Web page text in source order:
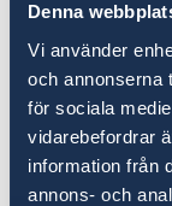
Denna
Vi använder
och annonserna
för sociala
vidarebefordrar
information från
annons- och
転免許証、マ
の身分証1通）
・返信用封筒
手、速達希望
自宅住所・氏